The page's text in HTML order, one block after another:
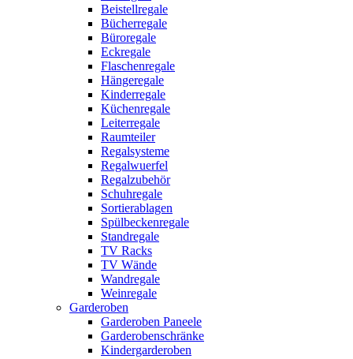
Beistellregale
Bücherregale
Büroregale
Eckregale
Flaschenregale
Hängeregale
Kinderregale
Küchenregale
Leiterregale
Raumteiler
Regalsysteme
Regalwuerfel
Regalzubehör
Schuhregale
Sortierablagen
Spülbeckenregale
Standregale
TV Racks
TV Wände
Wandregale
Weinregale
Garderoben
Garderoben Paneele
Garderobenschränke
Kindergarderoben